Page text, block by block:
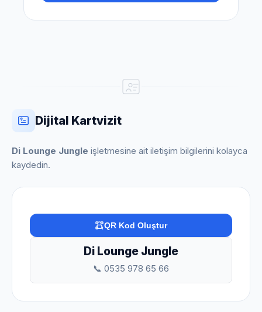
Dijital Kartvizit
Di Lounge Jungle işletmesine ait iletişim bilgilerini kolayca
kaydedin.
QR Kod Oluştur
Di Lounge Jungle
📞 0535 978 65 66